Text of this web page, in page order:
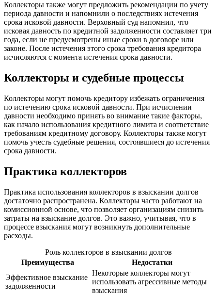
Коллекторы также могут предложить рекомендации по учету
периода давности и напомнили о последствиях истечения
срока исковой давности. Верховный суд напомнил, что
исковая давность по кредитной задолженности составляет три
года, если не предусмотрены иные сроки в договоре или
законе. После истечения этого срока требования кредитора
исчисляются с момента истечения срока давности.
Коллекторы и судебные процессы
Коллекторы могут помочь кредитору избежать ограничения
по истечению срока исковой давности. При исчислении
давности необходимо принять во внимание такие факторы,
как начало использования кредитного лимита и соответствие
требованиям кредитному договору. Коллекторы также могут
помочь учесть судебные решения, состоявшиеся до истечения
срока давности.
Практика коллекторов
Практика использования коллекторов в взыскании долгов
достаточно распространена. Коллекторы часто работают на
комиссионной основе, что позволяет организациям снизить
затраты на взыскание долгов. Это важно, учитывая, что в
процессе взыскания могут возникнуть дополнительные
расходы.
Роль коллекторов в взыскании долгов
Преимущества
Недостатки
Эффективное взыскание
задолженности
Некоторые коллекторы могут
использовать агрессивные методы
взыскания